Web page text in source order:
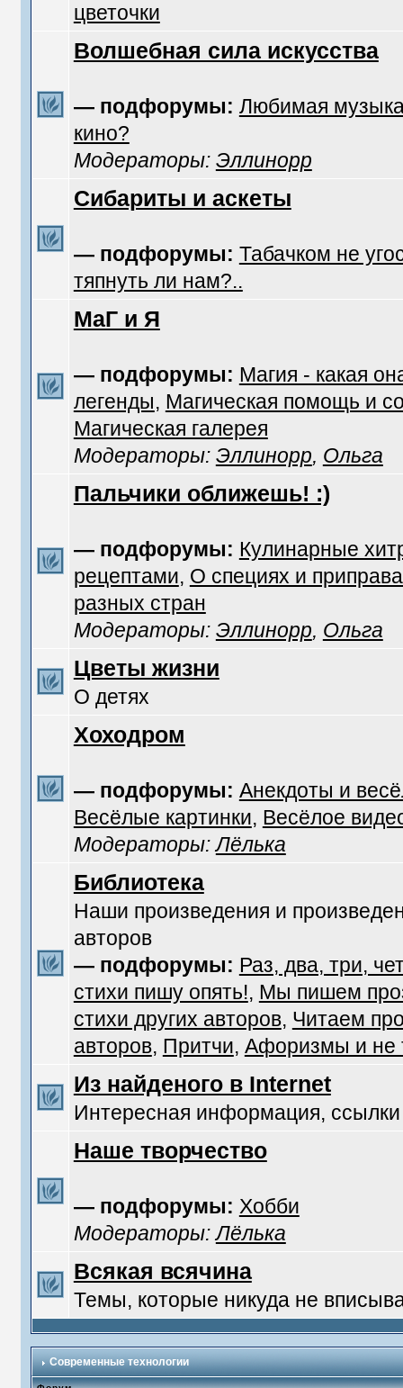
цветочки
Волшебная сила искусства
— подфорумы: Любимая
кино?
Модераторы: Эллинорр
Сибариты и аскеты
— подфорумы: Табачком не
тяпнуть ли нам?..
МаГ и Я
— подфорумы: Магия - какая
легенды, Магическая помощь и
Магическая галерея
Модераторы: Эллинорр, Ольга
Пальчики оближешь! :)
— подфорумы: Кулинарные
рецептами, О специях и
разных стран
Модераторы: Эллинорр, Ольга
Цветы жизни
О детях
Хоходром
— подфорумы: Анекдоты и
Весёлые картинки, Весёлое
Модераторы:Лёлька
Библиотека
Наши произведения и
авторов
— подфорумы: Раз, два, три,
стихи пишу опять!, Мы пишем
стихи других авторов, Читаем
авторов, Притчи, Афоризмы и не
Из найденого в Internet
Интересная информация,
Наше творчество
— подфорумы: Хобби
Модераторы:Лёлька
Всякая всячина
Темы, которые никуда не
Современные технологии